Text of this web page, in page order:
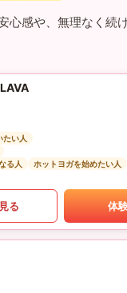
心感や、無理なく続
たい人
る人
ホットヨガを始めたい人
る 体